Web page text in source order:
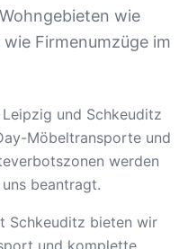
wie
Firmenumzüge im
und Schkeuditz
Möbeltransporte und
werden
beantragt.
Schkeuditz bieten wir
und komplette